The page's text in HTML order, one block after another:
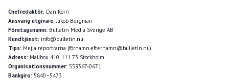
Chefredaktör: Dan Korn
Ansvarig utgivare: Jakob Bergman
Företagsnamn: Bulletin Media Sverige AB
Kundtjänst: info@bulletin.nu
Tips: Mejla reportrarna (förnamn.efternamn@bulletin.nu)
Adress: Mailbox 410, 111 73 Stockholm
Organisationsnummer: 559367-0671
Bankgiro: 5840–5473